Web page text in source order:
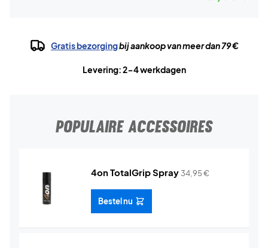
Gratis bezorgingbij aankoop van meer dan 79 €
Levering: 2-4 werkdagen
POPULAIRE ACCESSOIRES
4on TotalGrip Spray 34,95€
Bestel nu